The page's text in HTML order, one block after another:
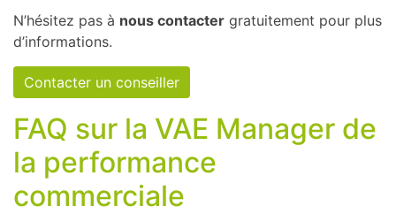
N’hésitez pas à nous contacter gratuitement pour plus
d’informations.
Contacter un conseiller
FAQ sur la VAE Manager de
la performance
commerciale